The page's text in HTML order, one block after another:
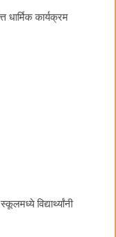
धार्मिक कार्यक्रम
विद्यार्थ्यांनी